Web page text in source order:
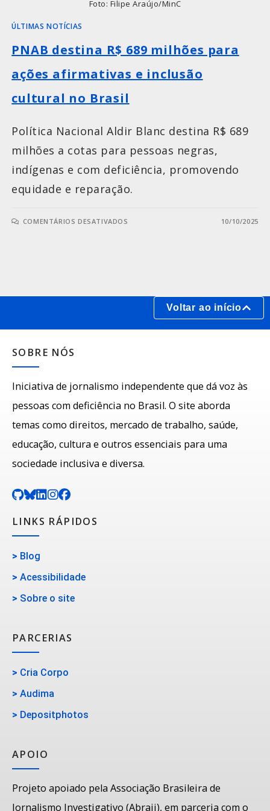
Foto: Filipe Araújo/MinC
ÚLTIMAS NOTÍCIAS
PNAB destina R$ 689 milhões para
ações afirmativas e inclusão
cultural no Brasil
Política Nacional Aldir Blanc destina R$ 689
milhões a cotas para pessoas negras,
indígenas e com deficiência, promovendo
equidade e reparação.
COMENTÁRIOS DESATIVADOS 10/10/2025
Voltar ao início
SOBRE NÓS
Iniciativa de jornalismo independente que dá voz às
pessoas com deficiência no Brasil. O site aborda
temas como direitos, mercado de trabalho, saúde,
educação, cultura e outros essenciais para uma
sociedade inclusiva e diversa.
LINKS RÁPIDOS
> Blog
> Acessibilidade
> Sobre o site
PARCERIAS
> Cria Corpo
> Audima
> Depositphotos
APOIO
Projeto apoiado pela Associação Brasileira de
Jornalismo Investigativo (Abraji), em parceria com o